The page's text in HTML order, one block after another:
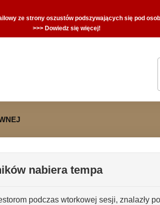
ze strony oszustów podszywających się pod
>>> Dowiedz się więcej!
nabiera tempa
podczas wtorkowej sesji, znalazły